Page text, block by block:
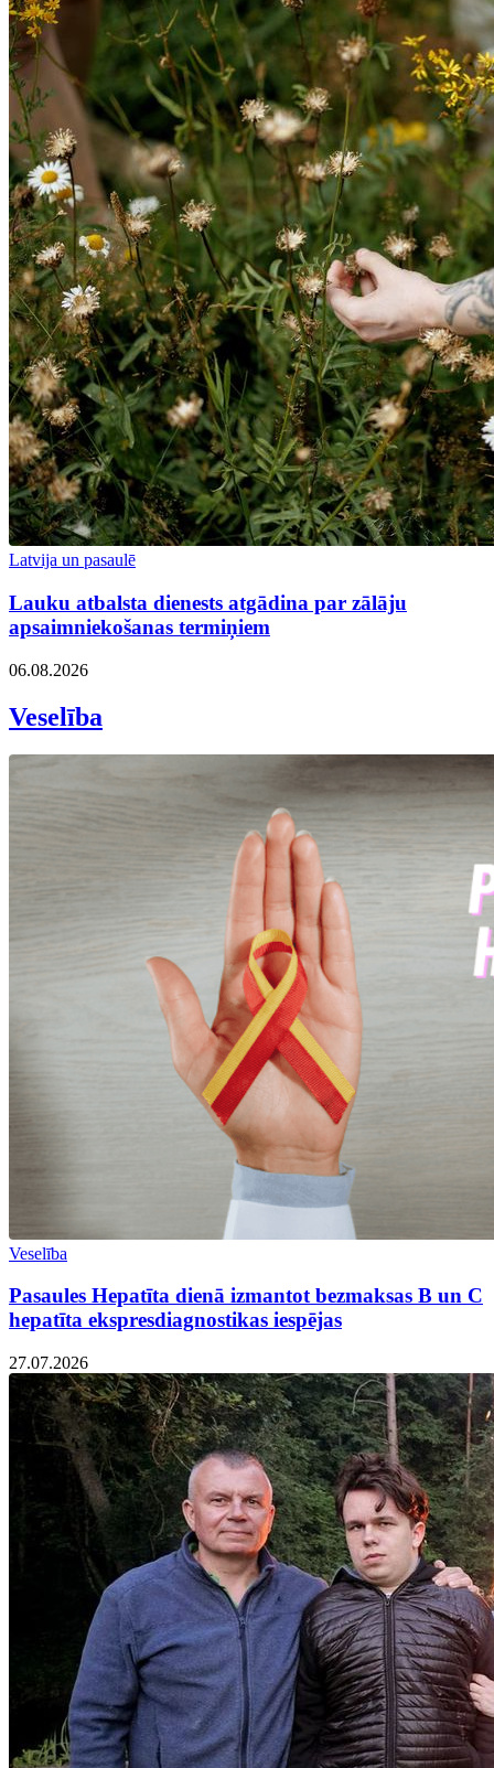
Latvija un pasaulē
Lauku atbalsta dienests atgādina par zālāju
apsaimniekošanas termiņiem
06.08.2026
Veselība
Veselība
Pasaules Hepatīta dienā izmantot bezmaksas B un C
hepatīta ekspresdiagnostikas iespējas
27.07.2026